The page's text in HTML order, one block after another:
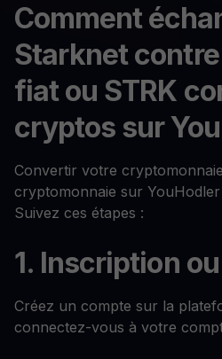
Comment
Starknet
fiat ou STRK
cryptos sur
Convertir votre
cryptomonnaie sur
Suivez ces étapes :
1. Inscription
Créez un compte sur la
connectez-vous à votre